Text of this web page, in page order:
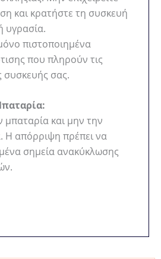
και κρατήστε τη συσκευή
υγρασία.
πιστοποιημένα
που πληρούν τις
συσκευής σας.
και μην την
Η απόρριψη πρέπει να
σημεία ανακύκλωσης